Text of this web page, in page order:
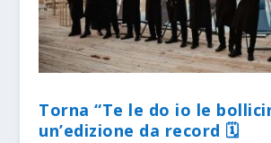
Torna “Te le do io le
un’edizione da record 🗓